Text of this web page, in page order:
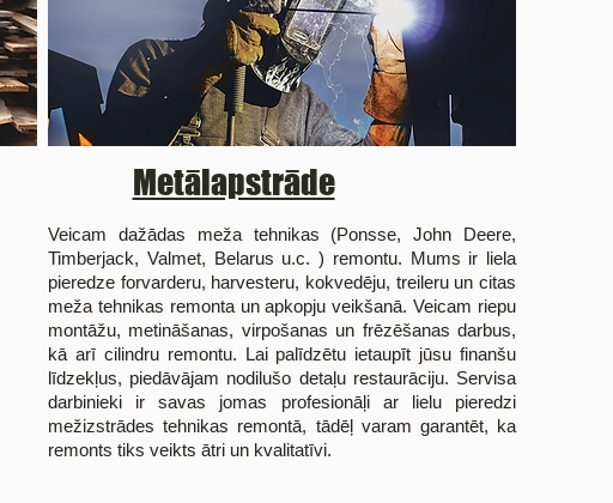
Metālapstrāde
Veicam dažādas meža tehnikas (Ponsse, John Deere,
Timberjack, Valmet, Belarus u.c. ) remontu. Mums ir liela
pieredze forvarderu, harvesteru, kokvedēju, treileru un citas
meža tehnikas remonta un apkopju veikšanā. Veicam riepu
montāžu, metināšanas, virpošanas un frēzēšanas darbus,
kā arī cilindru remontu. Lai palīdzētu ietaupīt jūsu finanšu
līdzekļus, piedāvājam nodilušo detaļu restaurāciju. Servisa
darbinieki ir savas jomas profesionāļi ar lielu pieredzi
mežizstrādes tehnikas remontā, tādēļ varam garantēt, ka
remonts tiks veikts ātri un kvalitatīvi.